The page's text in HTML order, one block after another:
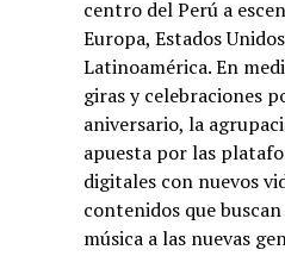
centro del Perú a
Europa, Estados
Latinoamérica. En
giras y celebraciones
aniversario, la
apuesta por las
digitales con nuevos
contenidos que
música a las nuevas